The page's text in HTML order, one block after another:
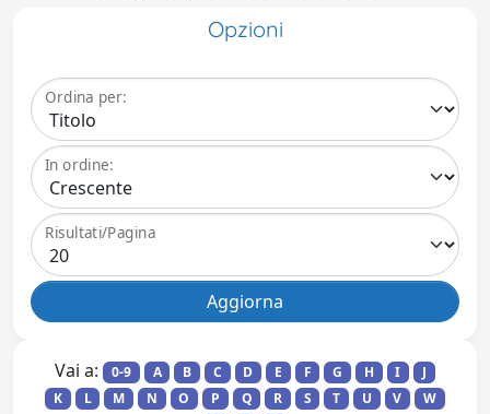
Opzioni
Ordina per:
In ordine:
Risultati/Pagina
Vai a: 0-9 A B C D E F G H I
J
K
L M N O P Q R S T U V
W